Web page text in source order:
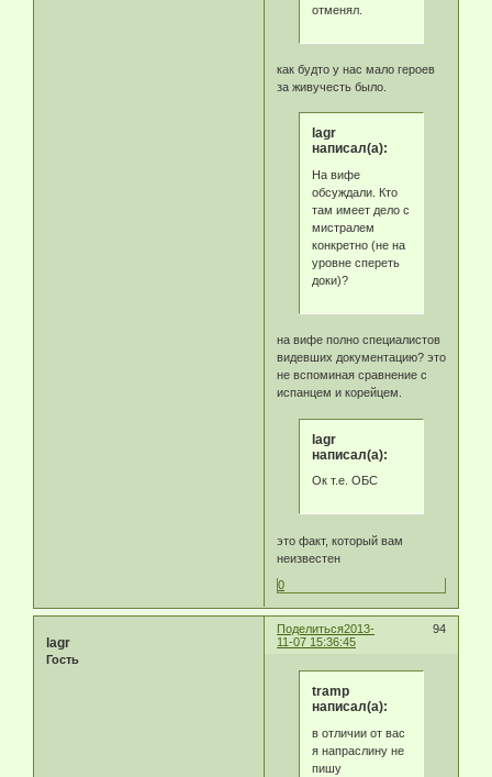
отменял.
как будто у нас мало героев
за живучесть было.
lagr
написал(а):
На вифе
обсуждали. Кто
там имеет дело с
мистралем
конкретно (не на
уровне спереть
доки)?
на вифе полно специалистов
видевших документацию? это
не вспоминая сравнение с
испанцем и корейцем.
lagr
написал(а):
Ок т.е. ОБС
это факт, который вам
неизвестен
0
Поделиться 94
2013-
11-07 15:36:45
lagr
Гость
tramp
написал(а):
в отличии от вас
я напраслину не
пишу